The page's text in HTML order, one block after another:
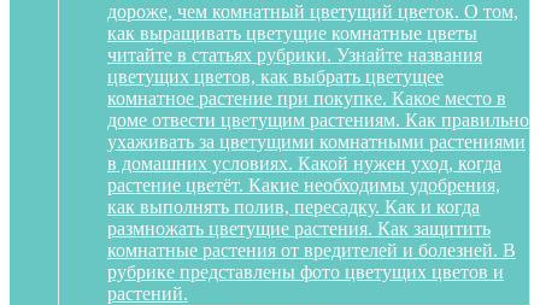
дороже, чем комнатный цветущий цветок. О том,
как выращивать цветущие комнатные цветы
читайте в статьях рубрики. Узнайте названия
цветущих цветов, как выбрать цветущее
комнатное растение при покупке. Какое место в
доме отвести цветущим растениям. Как правильно
ухаживать за цветущими комнатными растениями
в домашних условиях. Какой нужен уход, когда
растение цветёт. Какие необходимы удобрения,
как выполнять полив, пересадку. Как и когда
размножать цветущие растения. Как защитить
комнатные растения от вредителей и болезней. В
рубрике представлены фото цветущих цветов и
растений.